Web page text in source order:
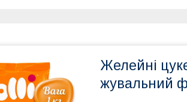
Желейні
жувальний